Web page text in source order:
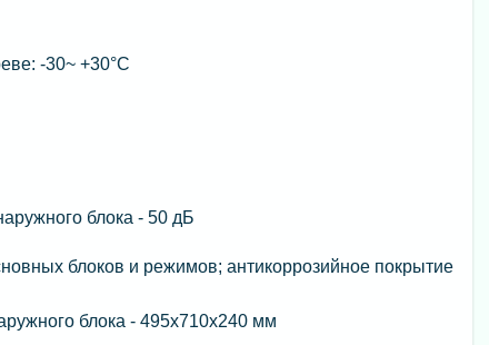
-30~ +30°C
блока - 50 дБ
блоков и режимов; антикоррозийное покрытие
блока - 495х710х240 мм